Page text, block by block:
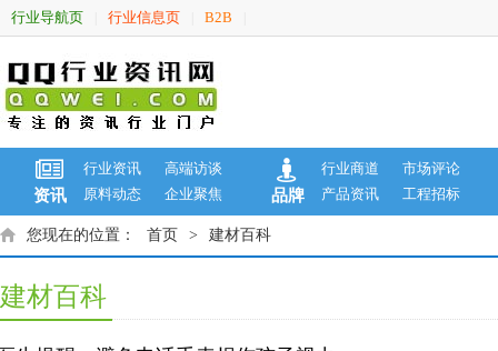
行业导航页 行业信息页 B2B
资讯
行业资讯
高端访谈
原料动态
企业聚焦 品牌
行业商道
市场评论
产品资讯
工程招标
您现在的位置： 首页 > 建材百科
建材百科